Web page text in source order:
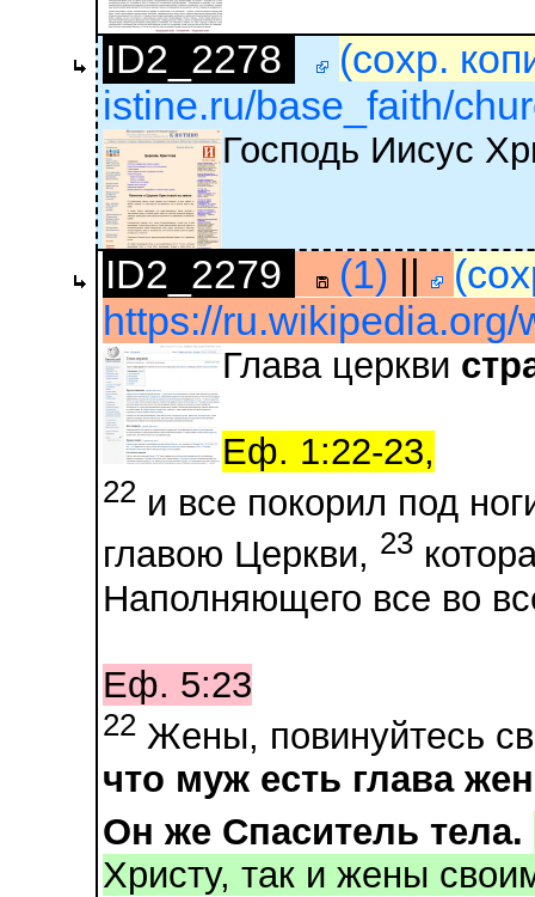
ID2_2278
(сохр.
istine.ru/base_faith/
Господь Иисус
ID2_2279 (1) ||
https://ru.wikipedia.org/
Глава церкви
Еф. 1:22-23,
22 и все покорил под
главою Церкви, 23
Наполняющего все во
Еф. 5:23
22 Жены, повинуйтесь
что муж есть глава
Он же Спаситель тела.
Христу, так и жены